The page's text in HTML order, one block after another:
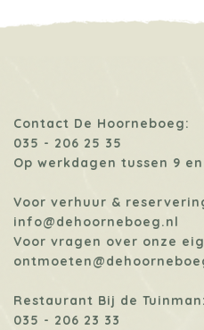
Contact De Hoorneboeg:
035 - 206 25 35
Op werkdagen tussen 9 en
Voor verhuur &
info@dehoorneboeg.nl
Voor vragen over onze
Restaurant Bij de Tuinman:
035 - 206 23 33